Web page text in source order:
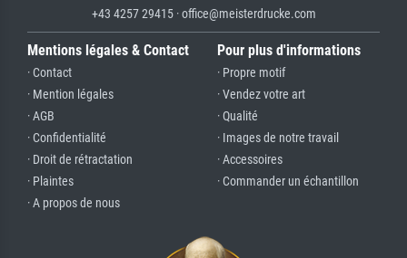
+43 4257 29415 · office@meisterdrucke.com
Mentions légales & Contact
· Contact
· Mention légales
· AGB
· Confidentialité
· Droit de rétractation
· Plaintes
· A propos de nous
Pour plus d'informations
· Propre motif
· Vendez votre art
· Qualité
· Images de notre travail
· Accessoires
· Commander un échantillon